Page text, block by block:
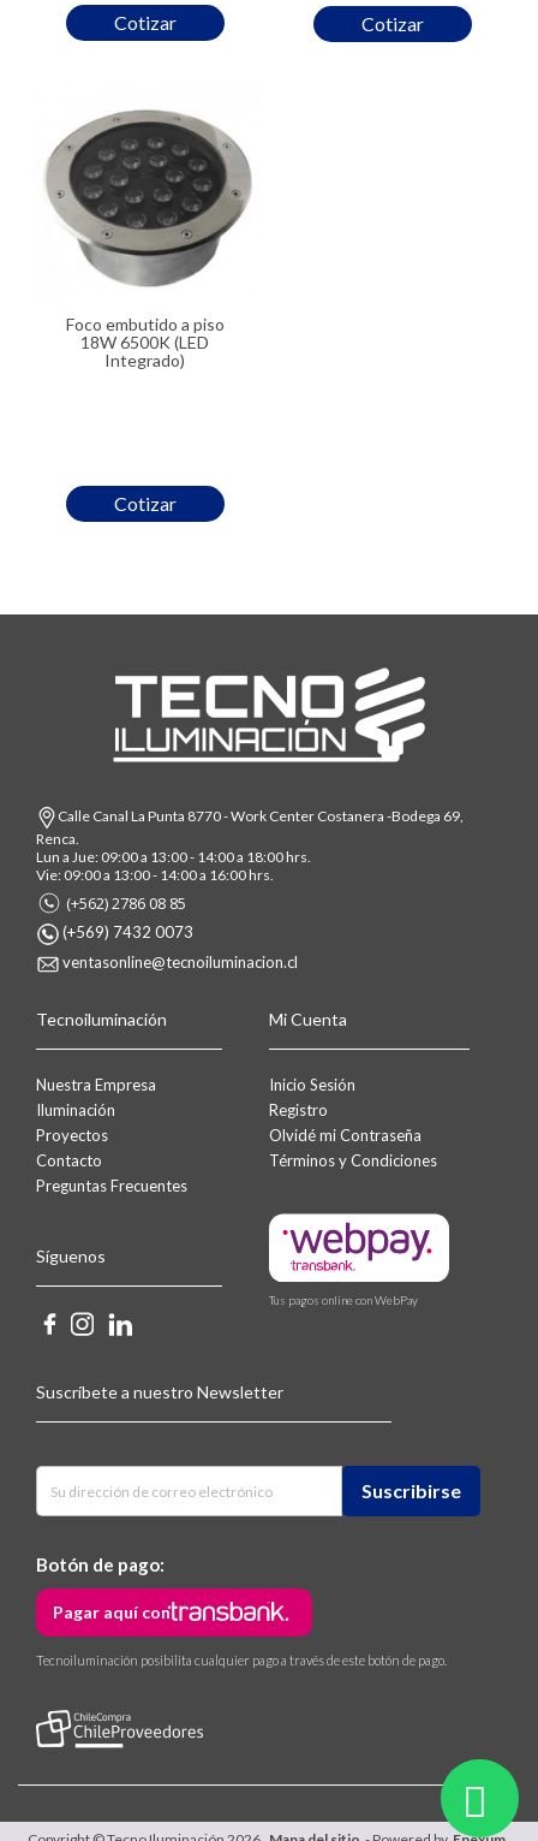
Cotizar Cotizar
Foco embutido a piso
18W 6500K (LED
Integrado)
Cotizar
Calle Canal La Punta 8770 - Work Center Costanera -Bodega 69,
Renca.
Lun a Jue: 09:00 a 13:00 - 14:00 a 18:00 hrs.
Vie: 09:00 a 13:00 - 14:00 a 16:00 hrs.
(+562) 2786 08 85
(+569) 7432 0073
ventasonline@tecnoiluminacion.cl
Tecnoiluminación
Nuestra Empresa
Iluminación
Proyectos
Contacto
Preguntas Frecuentes
Síguenos
Mi Cuenta
Inicio Sesión
Registro
Olvidé mi Contraseña
Términos y Condiciones
Tus pagos online con WebPay
Suscríbete a nuestro Newsletter
Botón de pago:
Pagar aquí con
Tecnoiluminación posibilita cualquier pago a través de este botón de pago.